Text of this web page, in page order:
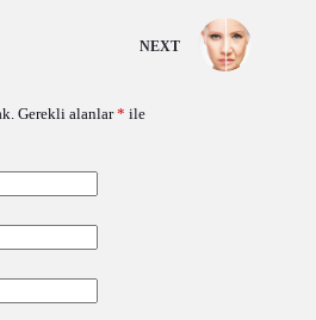
NEXT
Gerekli alanlar* ile